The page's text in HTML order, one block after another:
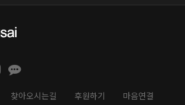
찾아오시는길 후원하기 마음연결